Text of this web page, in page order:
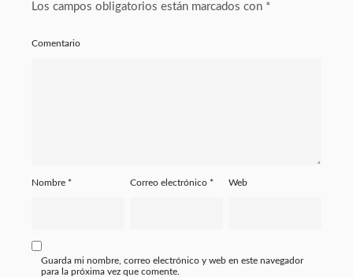
Los campos obligatorios están marcados con *
Comentario
Nombre * Correo electrónico * Web
Guarda mi nombre, correo electrónico y web en este navegador
para la próxima vez que comente.